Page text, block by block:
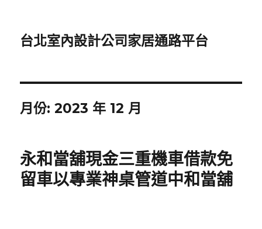
台北室內設計公司家居通路平台
月份:2023 年 12 月
永和當舖現金三重機車借款免
留車以專業神桌管道中和當舖